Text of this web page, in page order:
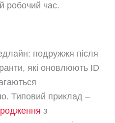
робочий час.
подружжя після
які оновлюють ID
Типовий приклад –
з